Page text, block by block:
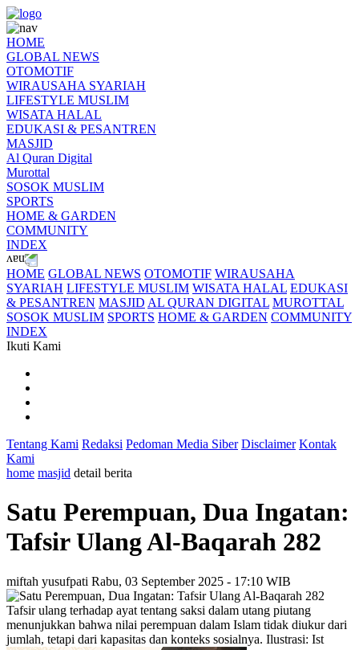
HOME
GLOBAL NEWS
OTOMOTIF
WIRAUSAHA SYARIAH
LIFESTYLE MUSLIM
WISATA HALAL
EDUKASI & PESANTREN
MASJID
Al Quran Digital
Murottal
SOSOK MUSLIM
SPORTS
HOME & GARDEN
COMMUNITY
INDEX
HOME GLOBAL NEWS OTOMOTIF WIRAUSAHA
SYARIAH LIFESTYLE MUSLIM WISATA HALAL EDUKASI
& PESANTREN MASJID AL QURAN DIGITAL MUROTTAL
SOSOK MUSLIM SPORTS HOME & GARDEN COMMUNITY
INDEX
Ikuti Kami
Tentang Kami Redaksi Pedoman Media Siber Disclaimer Kontak
Kami
home masjid detail berita
Satu Perempuan, Dua Ingatan:
Tafsir Ulang Al-Baqarah 282
miftah yusufpati Rabu, 03 September 2025 - 17:10 WIB
Tafsir ulang terhadap ayat tentang saksi dalam utang piutang
menunjukkan bahwa nilai perempuan dalam Islam tidak diukur dari
jumlah, tetapi dari kapasitas dan konteks sosialnya. Ilustrasi: Ist